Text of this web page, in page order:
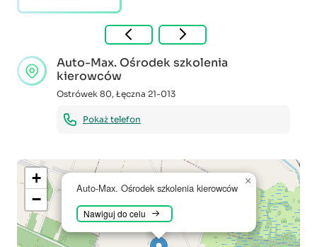
Auto-Max. Ośrodek szkolenia
kierowców
Ostrówek 80, Łęczna 21-013
Pokaż telefon
Auto-Max. Ośrodek szkolenia kierowców
Nawiguj do celu
×
+
−